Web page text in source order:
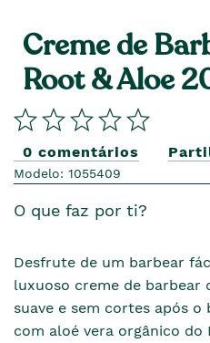
Creme de
Root & Aloe
0 comentários
Modelo: 1055409
O que faz por ti?
Desfrute de um barbear
luxuoso creme de barbear
suave e sem cortes após o
com aloé vera orgânico